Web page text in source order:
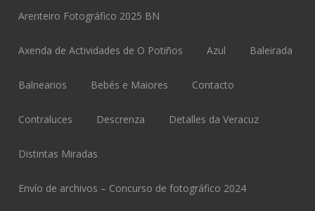
Arenteiro Fotográfico 2025 BN
Axenda de Actividades de O Potiños Azul Baleirada
Balnearios Bebés e Maiores Contacto
Contraluces Descrenza Detalles da Veracuz
Distintas Miradas
Envío de archivos – Concurso de fotográfico 2024